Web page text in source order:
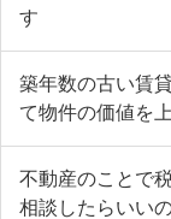
す
築年数の古い賃
て物件の価値を
不動産のことで
相談したらいい